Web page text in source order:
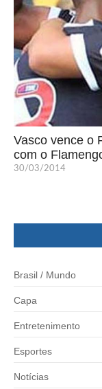
Vasco vence o
com o
30/03/2014
Brasil / Mundo
Capa
Entretenimento
Esportes
Notícias